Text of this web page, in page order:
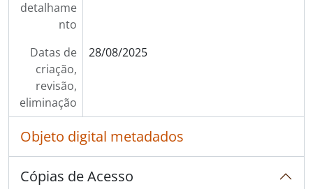
detalhame
nto
Datas de
criação,
revisão,
eliminação
28/08/2025
Objeto digital metadados
Cópias de Acesso